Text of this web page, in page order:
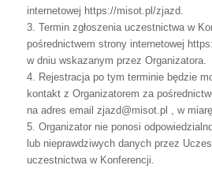
internetowej https://misot.pl/zjazd.
3. Termin zgłoszenia uczestnictwa w
pośrednictwem strony internetowej
w dniu wskazanym przez Organizatora.
4. Rejestracja po tym terminie będzie
kontakt z Organizatorem za
na adres email zjazd@misot.pl , w
5. Organizator nie ponosi
lub nieprawdziwych danych przez
uczestnictwa w Konferencji.